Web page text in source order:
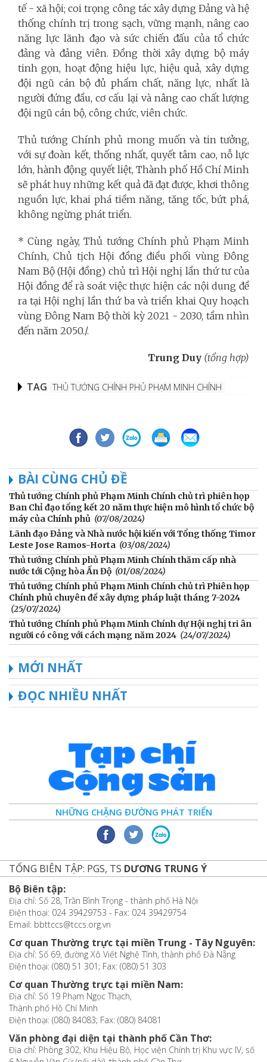
tế - xã hội; coi trọng công tác xây dựng Đảng và hệ
thống chính trị trong sạch, vững mạnh, nâng cao
năng lực lãnh đạo và sức chiến đấu của tổ chức
đảng và đảng viên. Đồng thời xây dựng bộ máy
tinh gọn, hoạt động hiệu lực, hiệu quả, xây dựng
đội ngũ cán bộ đủ phẩm chất, năng lực, nhất là
người đứng đầu, cơ cấu lại và nâng cao chất lượng
đội ngũ cán bộ, công chức, viên chức.
Thủ tướng Chính phủ mong muốn và tin tưởng,
với sự đoàn kết, thống nhất, quyết tâm cao, nỗ lực
lớn, hành động quyết liệt, Thành phố Hồ Chí Minh
sẽ phát huy những kết quả đã đạt được, khơi thông
nguồn lực, khai phá tiềm năng, tăng tốc, bứt phá,
không ngừng phát triển.
* Cùng ngày, Thủ tướng Chính phủ Phạm Minh
Chính, Chủ tịch Hội đồng điều phối vùng Đông
Nam Bộ (Hội đồng) chủ trì Hội nghị lần thứ tư của
Hội đồng để rà soát việc thực hiện các nội dung đề
ra tại Hội nghị lần thứ ba và triển khai Quy hoạch
vùng Đông Nam Bộ thời kỳ 2021 - 2030, tầm nhìn
đến năm 2050./.
Trung Duy (tổng hợp)
TAG THỦ TƯỚNG CHÍNH PHỦ PHẠM MINH CHÍNH
BÀI CÙNG CHỦ ĐỀ
Thủ tướng Chính phủ Phạm Minh Chính chủ trì phiên họp
Ban Chỉ đạo tổng kết 20 năm thực hiện mô hình tổ chức bộ
máy của Chính phủ (07/08/2024)
Lãnh đạo Đảng và Nhà nước hội kiến với Tổng thống Timor
Leste Jose Ramos-Horta (03/08/2024)
Thủ tướng Chính phủ Phạm Minh Chính thăm cấp nhà
nước tới Cộng hòa Ấn Độ (01/08/2024)
Thủ tướng Chính phủ Phạm Minh Chính chủ trì Phiên họp
Chính phủ chuyên đề xây dựng pháp luật tháng 7-2024
(25/07/2024)
Thủ tướng Chính phủ Phạm Minh Chính dự Hội nghị tri ân
người có công với cách mạng năm 2024 (24/07/2024)
MỚI NHẤT
ĐỌC NHIỀU NHẤT
NHỮNG CHẶNG ĐƯỜNG PHÁT TRIỂN
TỔNG BIÊN TẬP: PGS, TS DƯƠNG TRUNG Ý
Bộ Biên tập:
Địa chỉ: Số 28, Trần Bình Trọng - thành phố Hà Nội
Điện thoại: 024 39429753 - Fax: 024 39429754
Email: bbttccs@tccs.org.vn
Cơ quan Thường trực tại miền Trung - Tây Nguyên:
Địa chỉ: Số 69, đường Xô Viết Nghệ Tĩnh, thành phố Đà Nẵng
Điện thoại: (080) 51 301; Fax: (080) 51 303
Cơ quan Thường trực tại miền Nam:
Địa chỉ: Số 19 Phạm Ngọc Thạch,
Thành phố Hồ Chí Minh
Điện thoại: (080) 84083; Fax: (080) 84081
Văn phòng đại diện tại thành phố Cần Thơ:
Địa chỉ: Phòng 302, Khu Hiệu Bộ, Học viện Chính trị Khu vực IV, số